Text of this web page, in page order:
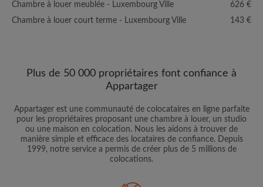
Chambre à louer meublée - Luxembourg Ville
626 €
Chambre à louer court terme - Luxembourg Ville
143 €
Plus de 50 000 propriétaires font confiance à
Appartager
Appartager est une communauté de colocataires en ligne parfaite
pour les propriétaires proposant une chambre à louer, un studio
ou une maison en colocation. Nous les aidons à trouver de
manière simple et efficace des locataires de confiance. Depuis
1999, notre service a permis de créer plus de 5 millions de
colocations.